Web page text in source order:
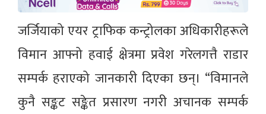
जर्जियाको एयर ट्राफिक कन्ट्रोलका अधिकारीहरूले
विमान आफ्नो हवाई क्षेत्रमा प्रवेश गरेलगत्तै राडार
सम्पर्क हराएको जानकारी दिएका छन्। “विमानले
कुनै सङ्कट सङ्केत प्रसारण नगरी अचानक सम्पर्क